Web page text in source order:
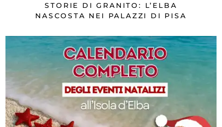
STORIE DI GRANITO: L’ELBA
NASCOSTA NEI PALAZZI DI PISA